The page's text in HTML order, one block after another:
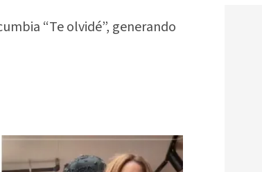
“Te olvidé”, generando